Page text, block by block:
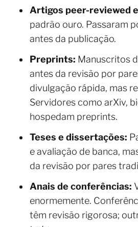
Artigos peer-reviewed
padrão ouro. Passaram
antes da publicação.
Preprints: Manuscritos
antes da revisão por
divulgação rápida, mas
Servidores como arXiv,
hospedam preprints.
Teses e dissertações:
e avaliação de banca,
da revisão por pares
Anais de conferências:
enormemente.
têm revisão rigorosa;